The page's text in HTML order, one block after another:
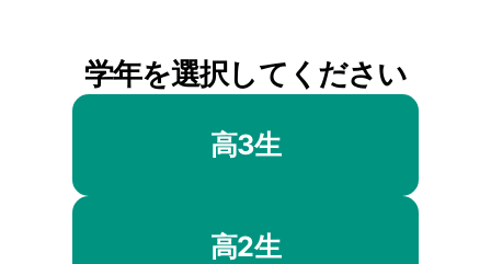
学年を選択してください
高3生
高2生